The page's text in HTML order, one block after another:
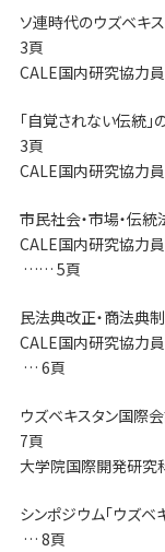
ソ連時代のウズベキ
3頁
CALE国内研究協
「自覚されない
3頁
CALE国内研究協
市民社会・市場・伝統
CALE国内研究協
…… 5頁
民法典改正・商法典
CALE国内研究協
… 6頁
ウズベキスタン
7頁
大学院国際開発研
シンポジウム「ウズ
… 8頁